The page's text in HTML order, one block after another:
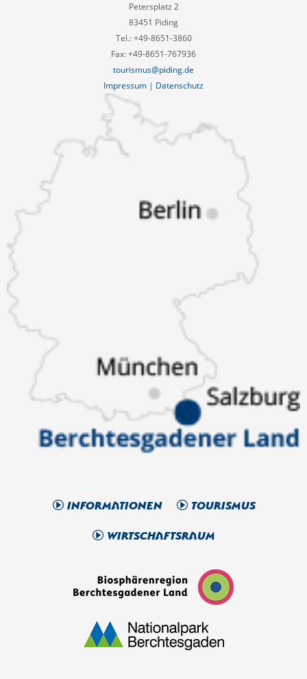
Petersplatz 2
83451 Piding
Tel.: +49-8651-3860
Fax: +49-8651-767936
tourismus@piding.de
Impressum | Datenschutz
Informationen
Tourismus
Wirtschaftsraum